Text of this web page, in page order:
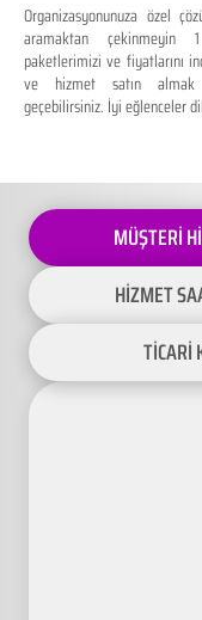
Organizasyonunuza özel
aramaktan çekinmeyin
paketlerimizi ve fiyatlarını
ve hizmet satın
geçebilirsiniz. İyi eğlenceler
MÜŞTERİ
HİZMET
TİCARİ